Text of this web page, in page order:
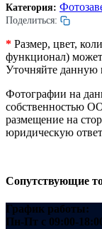
E10-
18/MA.
662).
24VDC.
18
диодов.
L=2010мм.
Категория:
Поделиться:
* Размер, цвет,
функционал) может
Уточняйте данную
Фотографии на
собственностью
размещение на
юридическую
Сопутствующие
График работы:
Пн-Пт с 09:00-